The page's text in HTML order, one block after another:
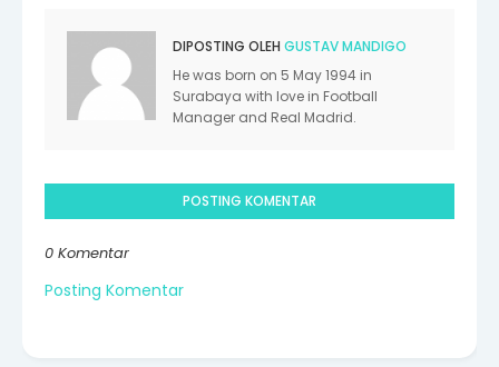
DIPOSTING OLEH GUSTAV MANDIGO
He was born on 5 May 1994 in
Surabaya with love in Football
Manager and Real Madrid.
POSTING KOMENTAR
0 Komentar
Posting Komentar